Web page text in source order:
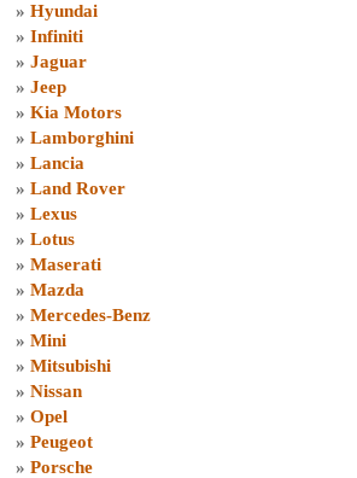
» Hyundai
» Infiniti
» Jaguar
» Jeep
» Kia Motors
» Lamborghini
» Lancia
» Land Rover
» Lexus
» Lotus
» Maserati
» Mazda
» Mercedes-Benz
» Mini
» Mitsubishi
» Nissan
» Opel
» Peugeot
» Porsche